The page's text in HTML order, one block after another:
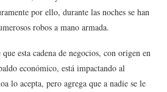
por ello, durante las noches se han
robos a mano armada.
esta cadena de negocios, con origen en
económico, está impactando al
lo acepta, pero agrega que a nadie se le